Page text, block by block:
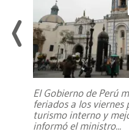
El Gobierno de Perú
feriados a los
turismo interno y
informó el ministro...